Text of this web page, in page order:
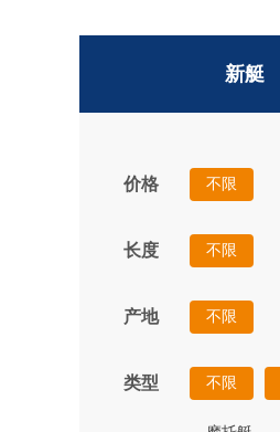
新艇
价格 不限
长度 不限
产地 不限
类型 不限